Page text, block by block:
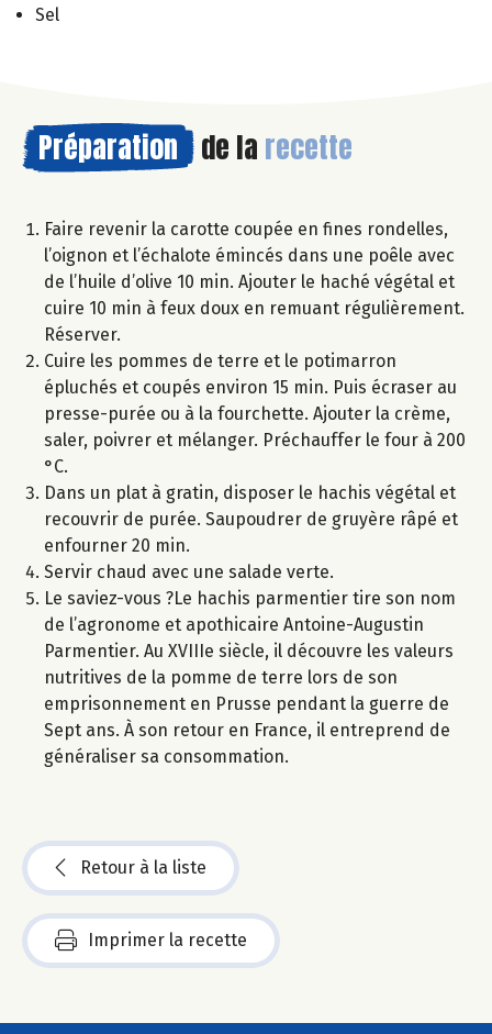
Sel
Préparation de la recette
Faire revenir la carotte coupée en fines rondelles,
l’oignon et l’échalote émincés dans une poêle avec
de l’huile d’olive 10 min. Ajouter le haché végétal et
cuire 10 min à feux doux en remuant régulièrement.
Réserver.
Cuire les pommes de terre et le potimarron
épluchés et coupés environ 15 min. Puis écraser au
presse-purée ou à la fourchette. Ajouter la crème,
saler, poivrer et mélanger. Préchauffer le four à 200
°C.
Dans un plat à gratin, disposer le hachis végétal et
recouvrir de purée. Saupoudrer de gruyère râpé et
enfourner 20 min.
Servir chaud avec une salade verte.
Le saviez-vous ?Le hachis parmentier tire son nom
de l’agronome et apothicaire Antoine-Augustin
Parmentier. Au XVIIIe siècle, il découvre les valeurs
nutritives de la pomme de terre lors de son
emprisonnement en Prusse pendant la guerre de
Sept ans. À son retour en France, il entreprend de
généraliser sa consommation.
Retour à la liste
Imprimer la recette